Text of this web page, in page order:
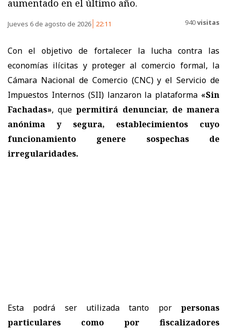
aumentado en el último año.
Jueves 6 de agosto de 2026 22:11 940visitas
Con el objetivo de fortalecer la lucha contra las
economías ilícitas y proteger al comercio formal, la
Cámara Nacional de Comercio (CNC) y el Servicio de
Impuestos Internos (SII) lanzaron la plataforma «Sin
Fachadas», quepermitirá denunciar, de manera
anónima y segura, establecimientos cuyo
funcionamiento genere sospechas de
irregularidades.
Esta podrá ser utilizada tanto por personas
particulares como por fiscalizadores